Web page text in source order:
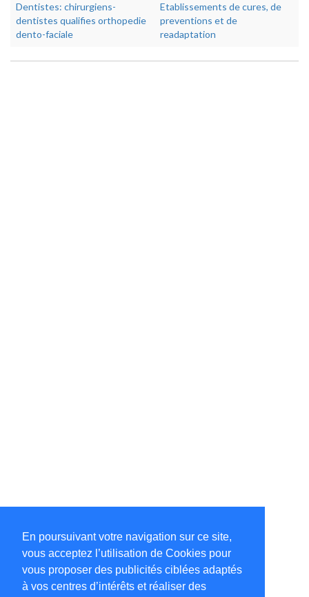
En poursuivant votre navigation sur ce site,
vous acceptez l’utilisation de Cookies pour
vous proposer des publicités ciblées adaptés
à vos centres d’intérêts et réaliser des
Dentistes: chirurgiens-
dentistes qualifies orthopedie
dento-faciale
Etablissements de cures, de
preventions et de
readaptation